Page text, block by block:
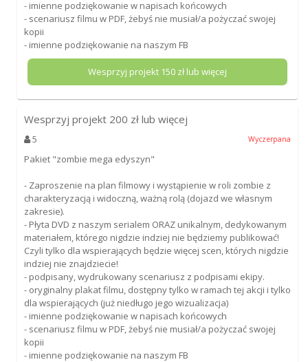
- imienne podziękowanie w napisach końcowych
- scenariusz filmu w PDF, żebyś nie musiał/a pożyczać swojej
kopii
- imienne podziękowanie na naszym FB
Wesprzyj projekt 150zł lub więcej
Wesprzyj projekt 200 zł lub więcej
5 Wyczerpana
Pakiet "zombie mega edyszyn"
- Zaproszenie na plan filmowy i wystąpienie w roli zombie z
charakteryzacją i widoczną, ważną rolą (dojazd we własnym
zakresie).
- Płyta DVD z naszym serialem ORAZ unikalnym, dedykowanym
materiałem, którego nigdzie indziej nie będziemy publikować!
Czyli tylko dla wspierających będzie więcej scen, których nigdzie
indziej nie znajdziecie!
- podpisany, wydrukowany scenariusz z podpisami ekipy.
- oryginalny plakat filmu, dostępny tylko w ramach tej akcji i tylko
dla wspierających (już niedługo jego wizualizacja)
- imienne podziękowanie w napisach końcowych
- scenariusz filmu w PDF, żebyś nie musiał/a pożyczać swojej
kopii
- imienne podziękowanie na naszym FB